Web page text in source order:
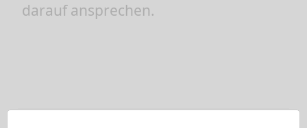
darauf ansprechen.